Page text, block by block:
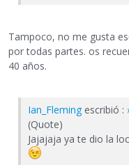
Tampoco, no me gusta
por todas partes. os
40 años.
Ian_Fleming escribió :
(Quote)
Jajajaja ya te dio la